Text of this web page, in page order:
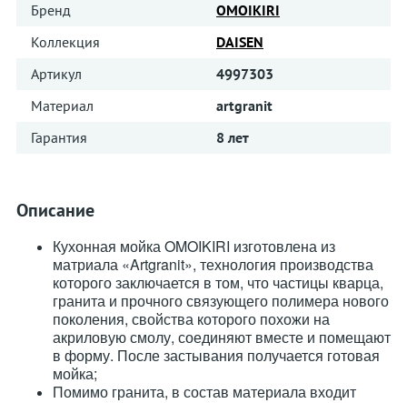
Бренд
OMOIKIRI
Коллекция
DAISEN
Артикул
4997303
Материал
artgranit
Гарантия
8 лет
Описание
Кухонная мойка OMOIKIRI изготовлена из
матриала «Artgranit», технология производства
которого заключается в том, что частицы кварца,
гранита и прочного связующего полимера нового
поколения, свойства которого похожи на
акриловую смолу, соединяют вместе и помещают
в форму. После застывания получается готовая
мойка;
Помимо гранита, в состав материала входит